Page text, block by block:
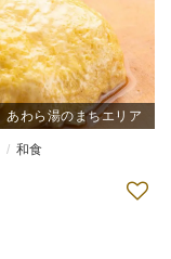
あわら湯のまちエリア
和食